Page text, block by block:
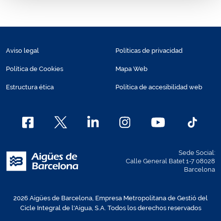
Aviso legal
Política de Cookies
Estructura ética
Políticas de privacidad
Mapa Web
Política de accesibilidad web
Sede Social:
Calle General Batet 1-7 08028
Barcelona
2026 Aigües de Barcelona, Empresa Metropolitana de Gestió del
Cicle Integral de l'Aigua, S.A. Todos los derechos reservados